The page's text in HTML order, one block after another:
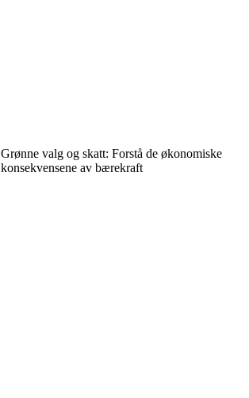
Grønne valg og skatt: Forstå de økonomiske
konsekvensene av bærekraft